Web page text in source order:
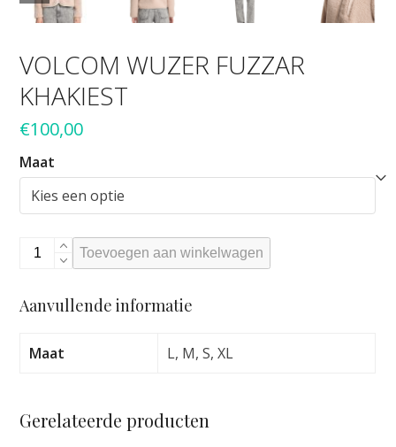
VOLCOM WUZER FUZZAR
KHAKIEST
€100,00
Maat
VOLCOM
WUZER
KHAKIEST
Toevoegen aan winkelwagen
Aanvullende informatie
Maat L, M, S, XL
Gerelateerde producten